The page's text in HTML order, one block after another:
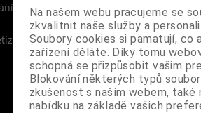
na karabinku
šířka 0,45 cm
Na našem webu pracujeme se
zkvalitnit naše služby a
Soubory cookies si pamatují, co
zařízení děláte. Díky tomu
schopná se přizpůsobit vašim
Blokování některých typů
zkušenost s naším webem,
nabídku na základě vašich